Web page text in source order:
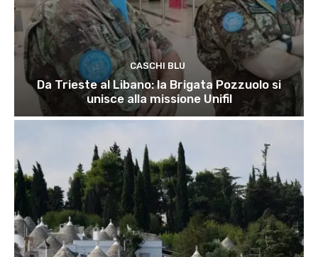
CASCHI BLU
Da Trieste al Libano: la Brigata Pozzuolo si
unisce alla missione Unifil